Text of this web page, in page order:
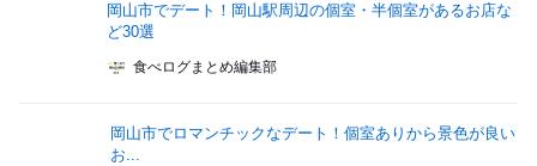
岡山市でデート！岡山駅周辺の個室・半個室があるお店な
ど30選
食べログまとめ編集部
岡山市でロマンチックなデート！個室ありから景色が良い
お...